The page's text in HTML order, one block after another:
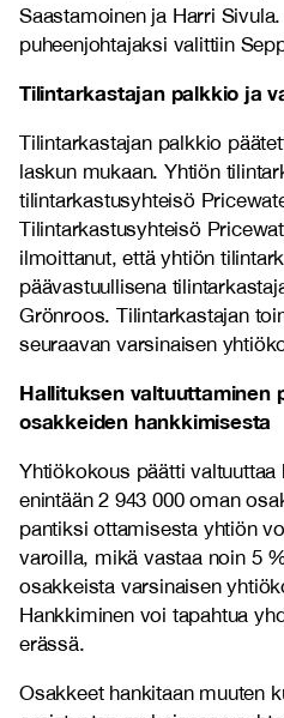
Saastamoinen ja Harri Sivula.
puheenjohtajaksi valittiin
Tilintarkastajan palkkio ja
Tilintarkastajan palkkio
laskun mukaan. Yhtiön
tilintarkastusyhteisö
Tilintarkastusyhteisö
ilmoittanut, että yhtiön
päävastuullisena
Grönroos. Tilintarkastajan
seuraavan varsinaisen
Hallituksen valtuuttaminen
osakkeiden hankkimisesta
Yhtiökokous päätti valtuuttaa
enintään 2 943 000 oman
pantiksi ottamisesta yhtiön
varoilla, mikä vastaa noin 5
osakkeista varsinaisen
Hankkiminen voi tapahtua
erässä.
Osakkeet hankitaan muuten